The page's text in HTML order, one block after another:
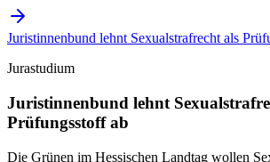
Juristinnenbund lehnt Sexualstrafrecht als
Jurastudium
Juristinnenbund lehnt
Prüfungsstoff ab
Die Grünen im Hessischen Landtag wollen